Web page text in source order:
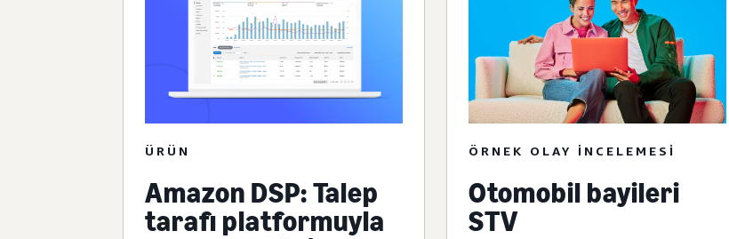
ÜRÜN
Amazon DSP: Talep
tarafı platformuyla
ÖRNEK OLAY INCELEMESI
Otomobil bayileri
STV